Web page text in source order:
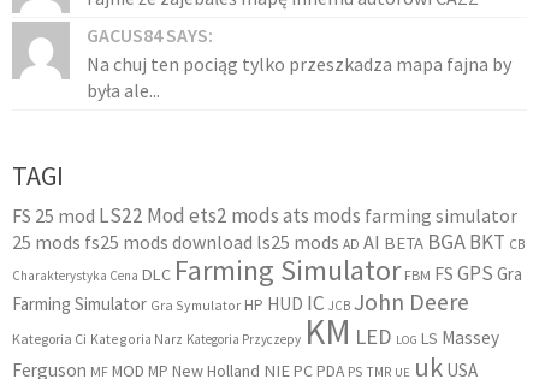
GACUS84 SAYS:
Na chuj ten pociąg tylko przeszkadza mapa fajna by
była ale...
TAGI
FS 25 mod LS22 Mod ets2 modsats mods farming simulator
25 mods fs25 mods download ls25 mods AD AI BETA BGABKT CB
Charakterystyka Cena DLC Farming Simulator FBM FS GPS Gra
Farming Simulator Gra Symulator HP HUD IC JCB John Deere
Kategoria Ci Kategoria Narz Kategoria Przyczepy KM LED LOG LS Massey
Ferguson MF MOD MP New Holland NIEPCPDA PS TMR UE uk USA